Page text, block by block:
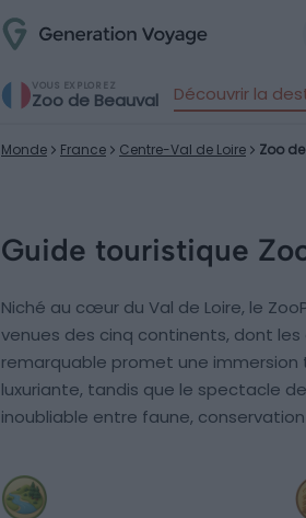
VOUS EXPLOREZ
Zoo de Beauval Découvrir la
Monde France Centre-Val de Loire Zoo
Guide touristique
Niché au cœur du Val de Loire, le
venues des cinq continents, dont
remarquable promet une
luxuriante, tandis que le spectacle
inoubliable entre faune,